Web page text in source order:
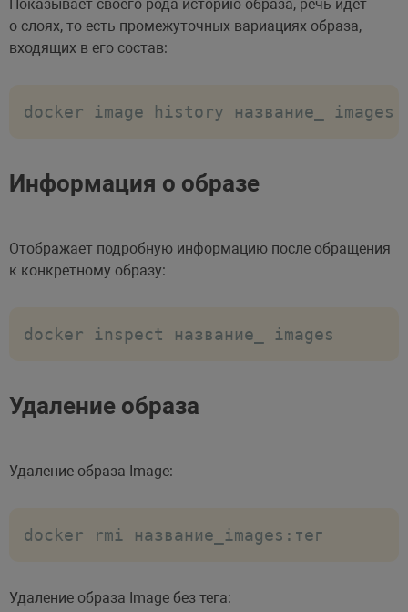
Показывает своего рода историю образа, речь идет
о слоях, то есть промежуточных вариациях образа,
входящих в его состав:
docker image history название_ images
Информация о образе
Отображает подробную информацию после обращения
к конкретному образу:
docker inspect название_ images
Удаление образа
Удаление образа Image:
docker rmi название_images:тег
Удаление образа Image без тега: